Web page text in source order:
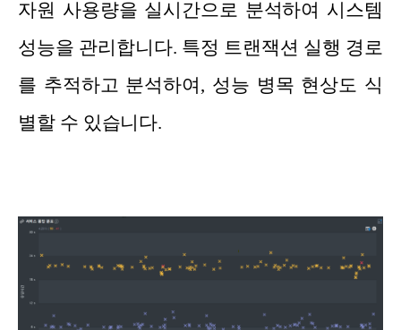
자원 사용량을 실시간으로 분석하여 시스템
성능을 관리합니다. 특정 트랜잭션 실행 경로
를 추적하고 분석하여, 성능 병목 현상도 식
별할 수 있습니다.